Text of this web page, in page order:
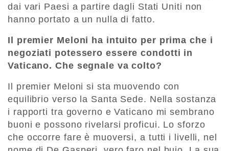
dai vari Paesi a partire dagli Stati Uniti non
hanno portato a un nulla di fatto.
Il premier Meloni ha intuito per prima che i
negoziati potessero essere condotti in
Vaticano. Che segnale va colto?
Il premier Meloni si sta muovendo con
equilibrio verso la Santa Sede. Nella sostanza
i rapporti tra governo e Vaticano mi sembrano
buoni e possono rivelarsi proficui. Lo sforzo
che occorre fare è muoversi, a tutti i livelli, nel